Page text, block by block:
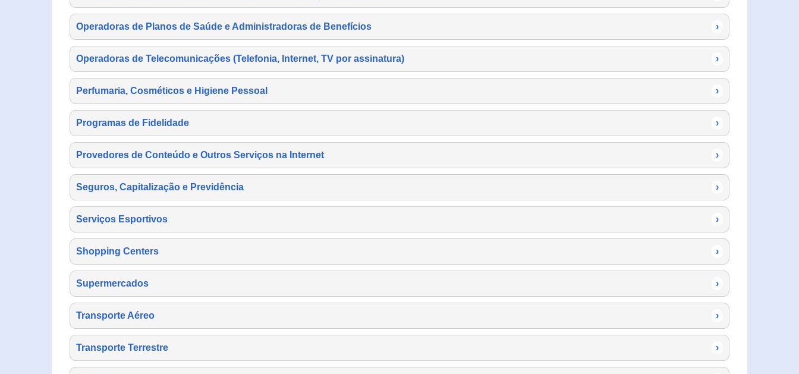
Operadoras de Planos de Saúde e Administradoras de Benefícios ›
Operadoras de Telecomunicações (Telefonia, Internet, TV por assinatura) ›
Perfumaria, Cosméticos e Higiene Pessoal ›
Programas de Fidelidade ›
Provedores de Conteúdo e Outros Serviços na Internet ›
Seguros, Capitalização e Previdência ›
Serviços Esportivos ›
Shopping Centers ›
Supermercados ›
Transporte Aéreo ›
Transporte Terrestre ›